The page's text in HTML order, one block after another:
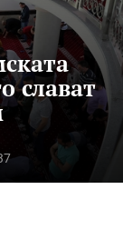
слават